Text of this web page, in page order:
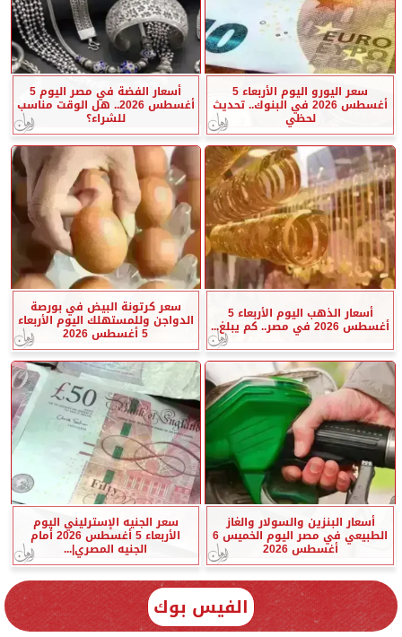
سعر اليورو اليوم الأربعاء 5
أغسطس 2026 في البنوك.. تحديث
لحظي
أسعار الفضة في مصر اليوم 5
أغسطس 2026.. هل الوقت مناسب
للشراء؟
أسعار الذهب اليوم الأربعاء 5
أغسطس 2026 في مصر.. كم يبلغ...
سعر كرتونة البيض في بورصة
الدواجن وللمستهلك اليوم الأربعاء
5 أغسطس 2026
أسعار البنزين والسولار والغاز
الطبيعي في مصر اليوم الخميس 6
أغسطس 2026
سعر الجنيه الإسترليني اليوم
الأربعاء 5 أغسطس 2026 أمام
الجنيه المصري|...
الفيس بوك